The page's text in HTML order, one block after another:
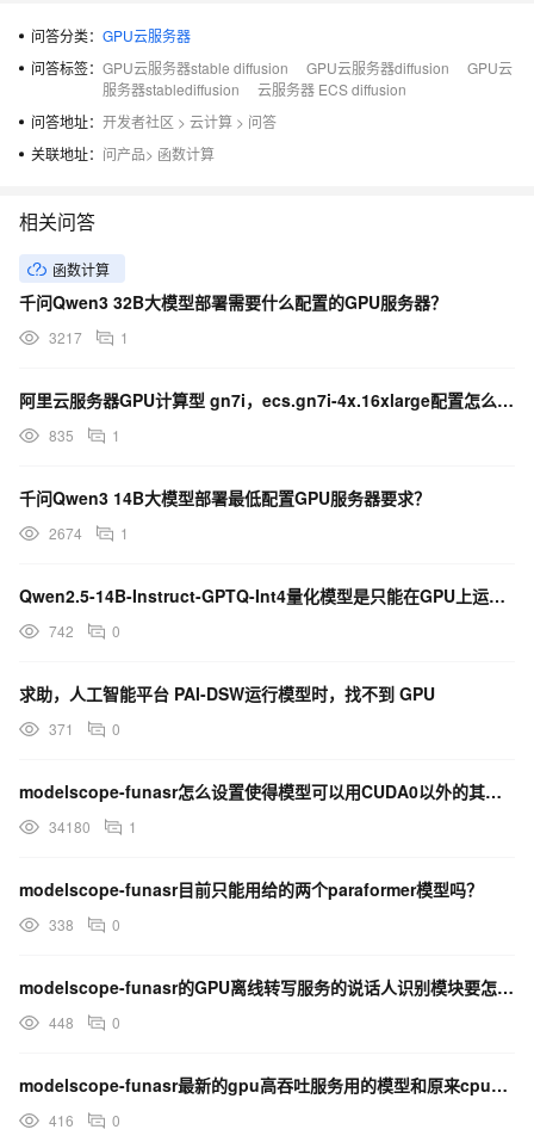
问答分类： GPU云服务器
问答标签： GPU云服务器stable diffusion GPU云服务器diffusion
GPU云
服务器stablediffusion
云服务器 ECS diffusion
问答地址： 开发者社区 > 云计算 > 问答
关联地址： 问产品> 函数计算
相关问答
函数计算
千问Qwen3 32B大模型部署需要什么配置的GPU服务器？
3217 1
阿里云服务器GPU计算型 gn7i，ecs.gn7i-4x.16xlarge配置怎么样？
835 1
千问Qwen3 14B大模型部署最低配置GPU服务器要求？
2674 1
Qwen2.5-14B-Instruct-GPTQ-Int4量化模型是只能在GPU上运行吗？
742 0
求助，人工智能平台 PAI-DSW运行模型时，找不到 GPU
371 0
modelscope-funasr怎么设置使得模型可以用CUDA0以外的其他gpu？
34180 1
modelscope-funasr目前只能用给的两个paraformer模型吗？
338 0
modelscope-funasr的GPU离线转写服务的说话人识别模块要怎么配置啊？
448 0
modelscope-funasr最新的gpu高吞吐服务用的模型和原来cpu的参数量是一样的么？
416 0